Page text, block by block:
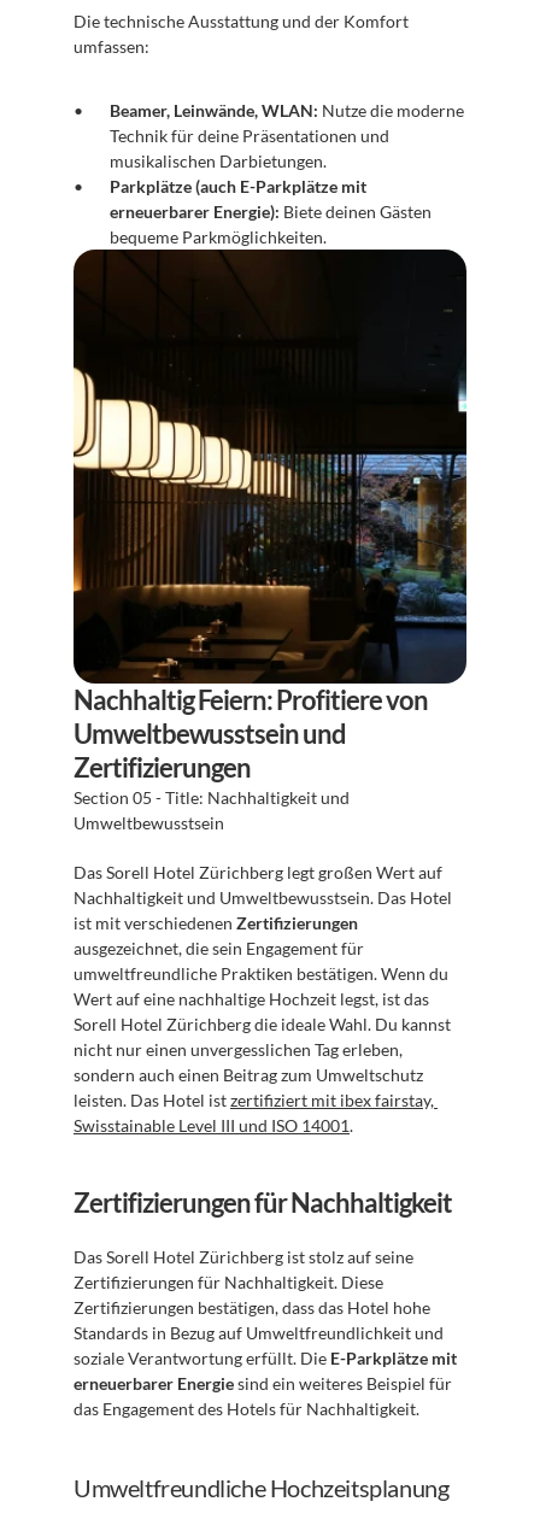
Die technische Ausstattung und der Komfort
umfassen:
Beamer, Leinwände, WLAN: Nutze die moderne
Technik für deine Präsentationen und
musikalischen Darbietungen.
Parkplätze (auch E-Parkplätze mit
erneuerbarer Energie): Biete deinen Gästen
bequeme Parkmöglichkeiten.
Nachhaltig Feiern: Profitiere von
Umweltbewusstsein und
Zertifizierungen
Section 05 - Title: Nachhaltigkeit und
Umweltbewusstsein
Das Sorell Hotel Zürichberg legt großen Wert auf
Nachhaltigkeit und Umweltbewusstsein. Das Hotel
ist mit verschiedenen Zertifizierungen
ausgezeichnet, die sein Engagement für
umweltfreundliche Praktiken bestätigen. Wenn du
Wert auf eine nachhaltige Hochzeit legst, ist das
Sorell Hotel Zürichberg die ideale Wahl. Du kannst
nicht nur einen unvergesslichen Tag erleben,
sondern auch einen Beitrag zum Umweltschutz
leisten. Das Hotel ist zertifiziert mit ibex fairstay,
Swisstainable Level III und ISO 14001.
Zertifizierungen für Nachhaltigkeit
Das Sorell Hotel Zürichberg ist stolz auf seine
Zertifizierungen für Nachhaltigkeit. Diese
Zertifizierungen bestätigen, dass das Hotel hohe
Standards in Bezug auf Umweltfreundlichkeit und
soziale Verantwortung erfüllt. Die E-Parkplätze mit
erneuerbarer Energie sind ein weiteres Beispiel für
das Engagement des Hotels für Nachhaltigkeit.
Umweltfreundliche Hochzeitsplanung